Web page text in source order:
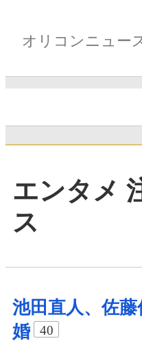
オリコンニュー
エンタメ
ス
池田直人、佐
婚
40